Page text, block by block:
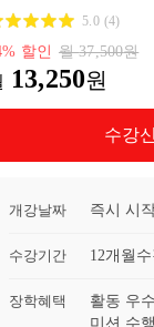
5.0 (4)
% 할인 월37,500원
13,250원
수강
개강날짜 즉시 시
수강기간 12개월
장학혜택
활동 우
미션 수